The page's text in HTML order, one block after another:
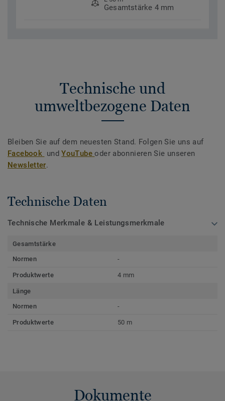
Gesamtstärke 4 mm
Technische und
umweltbezogene Daten
Bleiben Sie auf dem neuesten Stand. Folgen Sie uns auf
Facebook undYouTubeoder abonnieren Sie unseren
Newsletter.
Technische Daten
Technische Merkmale & Leistungsmerkmale
Gesamtstärke
Normen
-
Produktwerte 4 mm
Länge
Normen
-
Produktwerte 50 m
Dokumente